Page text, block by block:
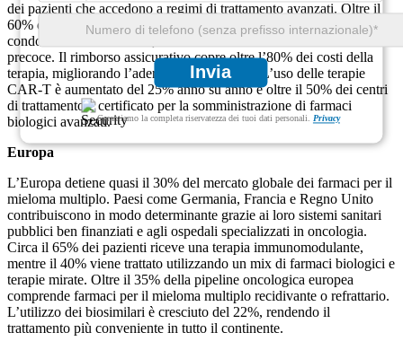
Invia
Garantiamo la completa riservatezza dei tuoi dati personali. Privacy
dei pazienti che accedono a regimi di trattamento avanzati. Oltre il
60% degli studi clinici sui farmaci per il mieloma multiplo sono
condotti in Nord America, accelerando l’innovazione e l’adozione
precoce. Il rimborso assicurativo copre oltre l’80% dei costi della
terapia, migliorando l’aderenza del paziente. L’uso delle terapie
CAR-T è aumentato del 25% anno su anno e oltre il 50% dei centri
di trattamento è certificato per la somministrazione di farmaci
biologici avanzati.
Europa
L’Europa detiene quasi il 30% del mercato globale dei farmaci per il
mieloma multiplo. Paesi come Germania, Francia e Regno Unito
contribuiscono in modo determinante grazie ai loro sistemi sanitari
pubblici ben finanziati e agli ospedali specializzati in oncologia.
Circa il 65% dei pazienti riceve una terapia immunomodulante,
mentre il 40% viene trattato utilizzando un mix di farmaci biologici e
terapie mirate. Oltre il 35% della pipeline oncologica europea
comprende farmaci per il mieloma multiplo recidivante o refrattario.
L’utilizzo dei biosimilari è cresciuto del 22%, rendendo il
trattamento più conveniente in tutto il continente.